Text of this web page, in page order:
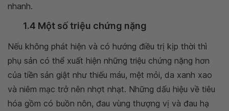
nhanh.
1.4 Một số triệu chứng nặng
Nếu không phát hiện và có hướng điều trị kịp thời thì
phụ sản có thể xuất hiện những triệu chứng nặng hơn
của tiền sản giật như thiếu máu, mệt mỏi, da xanh xao
và niêm mạc trở nên nhợt nhạt. Những dấu hiệu về tiêu
hóa gồm có buồn nôn, đau vùng thượng vị và đau hạ